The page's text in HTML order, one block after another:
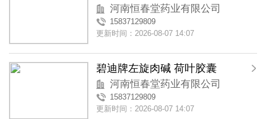
河南恒春堂药业有限公司
15837129809
更新时间：2026-08-07 14:07
碧迪牌左旋肉碱 荷叶胶囊
河南恒春堂药业有限公司
15837129809
更新时间：2026-08-07 14:07